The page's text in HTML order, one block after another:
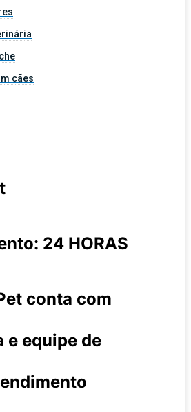
cães
24 HORAS
conta com
e equipe de